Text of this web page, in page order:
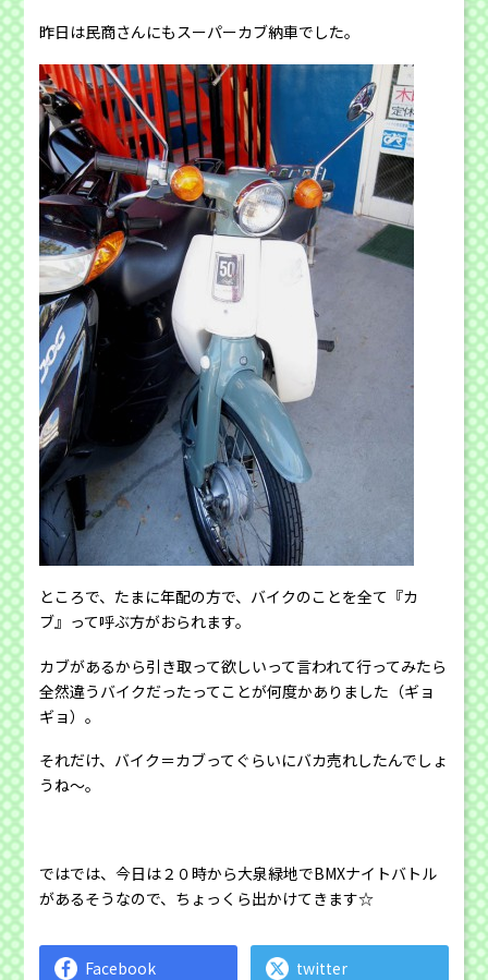
昨日は民商さんにもスーパーカブ納車でした。
ところで、たまに年配の方で、バイクのことを全て『カ
ブ』って呼ぶ方がおられます。
カブがあるから引き取って欲しいって言われて行ってみたら
全然違うバイクだったってことが何度かありました（ギョ
ギョ）。
それだけ、バイク＝カブってぐらいにバカ売れしたんでしょ
うね〜。
ではでは、今日は２０時から大泉緑地でBMXナイトバトル
があるそうなので、ちょっくら出かけてきます☆
Facebook twitter